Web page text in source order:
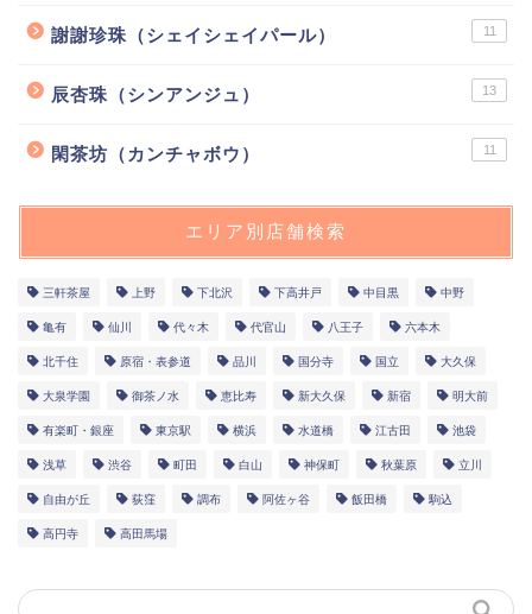
謝謝珍珠（シェイシェイパール） 11
辰杏珠（シンアンジュ） 13
閑茶坊（カンチャボウ） 11
エリア別店舗検索
三軒茶屋 上野 下北沢 下高井戸 中目黒 中野
亀有 仙川 代々木 代官山 八王子 六本木
北千住 原宿・表参道 品川 国分寺 国立 大久保
大泉学園 御茶ノ水 恵比寿 新大久保 新宿 明大前
有楽町・銀座 東京駅 横浜 水道橋 江古田 池袋
浅草 渋谷 町田 白山 神保町 秋葉原 立川
自由が丘 荻窪 調布 阿佐ヶ谷 飯田橋 駒込
高円寺 高田馬場